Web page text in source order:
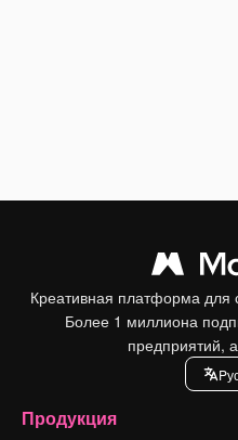
Креативная платформа для
Более 1 миллиона
предприятий,
Продукция